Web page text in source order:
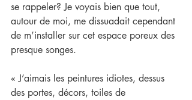
se rappeler? Je voyais bien que tout,
autour de moi, me dissuadait cependant
de m’installer sur cet espace poreux des
presque songes.
« J’aimais les peintures idiotes, dessus
des portes, décors, toiles de